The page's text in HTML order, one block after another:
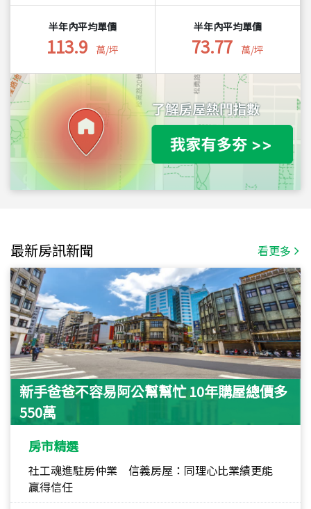
半年內平均單價
113.9 萬/坪
半年內平均單價
73.77 萬/坪
最新房訊新聞 看更多
新手爸爸不容易阿公幫幫忙 10年購屋總價多
550萬
房市精選
社工魂進駐房仲業 信義房屋：同理心比業績更能
贏得信任